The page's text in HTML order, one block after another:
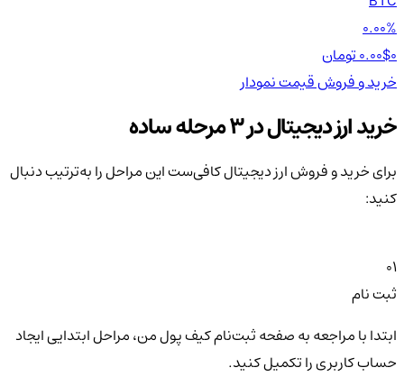
0.00%
0.00$
خرید و فروشقیمتنمودار
خرید ارز دیجیتال در 3 مرحله ساده
برای خرید و فروش ارز دیجیتال کافی‌ست این مراحل را به‌ترتیب دنبال
کنید:
01
ثبت نام
ابتدا با مراجعه به صفحه ثبت‌نام کیف‌ پول من، مراحل ابتدایی ایجاد
حساب کاربری را تکمیل کنید.